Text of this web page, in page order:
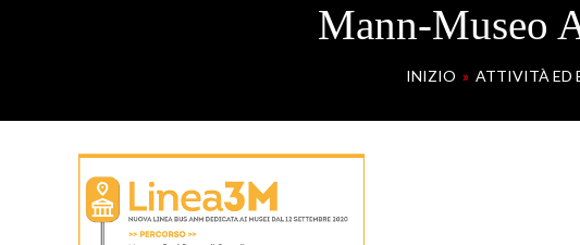
Mann-Museo
INIZIO » ATTIVITÀ ED